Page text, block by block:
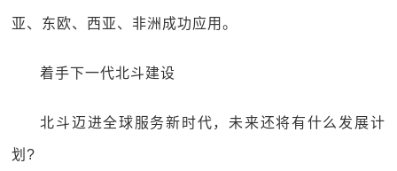
亚、东欧、西亚、非洲成功应用。
着手下一代北斗建设
北斗迈进全球服务新时代，未来还将有什么发展计
划?